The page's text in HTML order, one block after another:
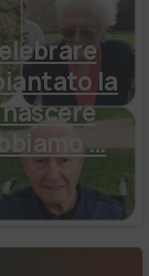
nostro giardino! Abbiamo …